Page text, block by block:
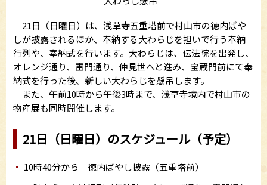
21日（日曜日）は、浅草寺五重塔前で村山市の徳内ばや
しが披露されるほか、奉納する大わらじを担いで行う奉納
行列や、奉納式を行います。大わらじは、伝法院を出発し、
オレンジ通り、雷門通り、仲見世へと進み、宝蔵門前にて奉
納式を行った後、新しい大わらじを懸吊します。
また、午前10時から午後3時まで、浅草寺境内で村山市の
物産展も同時開催します。
21日（日曜日）のスケジュール（予定）
10時40分から 徳内ばやし披露（五重塔前）